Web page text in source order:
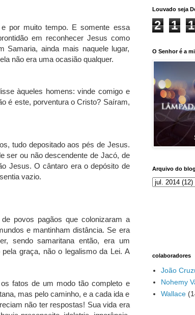
por muito tempo. E somente essa
em reconhecer Jesus como
Samaria, ainda mais naquele lugar,
não era uma ocasião qualquer.
àqueles homens: vinde comigo e
é este, porventura o Cristo? Saíram,
tudo depositado aos pés de Jesus.
ser ou não descendente de Jacó, de
Jesus. O cântaro era o depósito de
vazio.
povos pagãos que colonizaram a
e mantinham distância. Se era
sendo samaritana então, era um
graça, não o legalismo da Lei. A
fatos de um modo tão completo e
mas pelo caminho, e a cada ida e
não ter respostas! Sua vida era
Louvado seja
2 1 1
O Senhor é a
Arquivo do blog
colaboradores
João
Nohemy
Wallace